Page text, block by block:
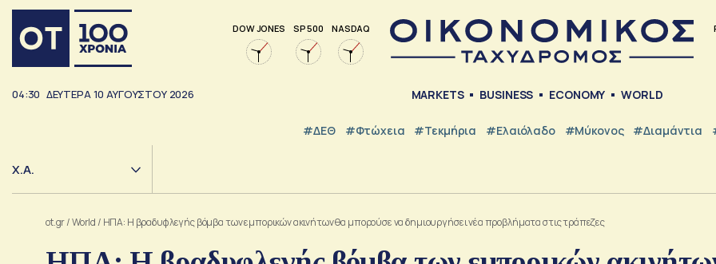
DOW JONES SP 500 NASDAQ
04:30 ΔΕΥΤΕΡΑ10 ΑΥΓΟΥΣΤΟΥ 2026 MARKETS BUSINESS ECONOMY WORLD
#ΔΕΘ #Φτώχεια #Τεκμήρια #Ελαιόλαδο #Μύκονος #Διαμάντια
Χ.Α.
ot.gr/World / ΗΠΑ: Η βραδυφλεγής βόμβα των εμπορικών ακινήτων θα μπορούσε να δημιουργήσει νέα προβλήματα στις τράπεζες